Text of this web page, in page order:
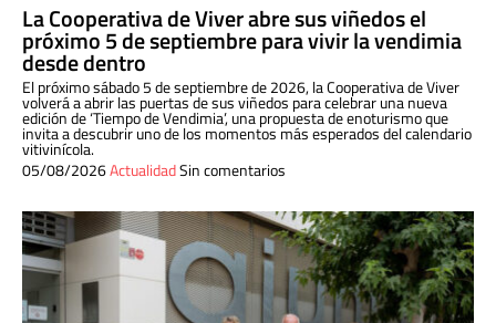
La Cooperativa de Viver abre sus viñedos el
próximo 5 de septiembre para vivir la vendimia
desde dentro
El próximo sábado 5 de septiembre de 2026, la Cooperativa de Viver
volverá a abrir las puertas de sus viñedos para celebrar una nueva
edición de ‘Tiempo de Vendimia’, una propuesta de enoturismo que
invita a descubrir uno de los momentos más esperados del calendario
vitivinícola.
05/08/2026ActualidadSin comentarios